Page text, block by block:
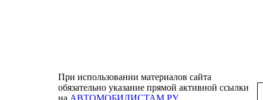
При использовании материалов сайта
обязательно указание прямой активной ссылки
на АВТОМОБИЛИСТАМ.РУ